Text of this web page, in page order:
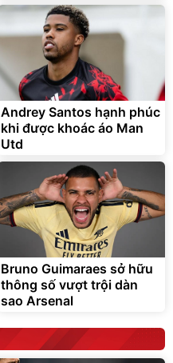
Andrey Santos hạnh phúc
khi được khoác áo Man
Utd
Bruno Guimaraes sở hữu
thông số vượt trội dàn
sao Arsenal